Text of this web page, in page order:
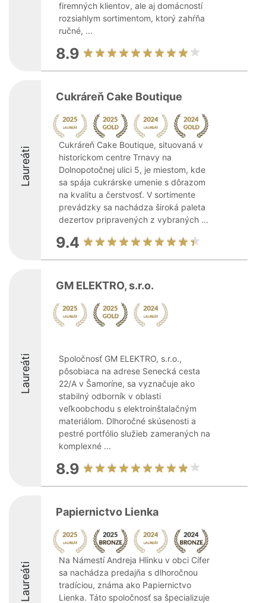
firemných klientov, ale aj domácností
rozsiahlym sortimentom, ktorý zahŕňa
ručné, ...
8.9
Laureáti
Cukráreň Cake Boutique
Cukráreň Cake Boutique, situovaná v
historickom centre Trnavy na
Dolnopotočnej ulici 5, je miestom, kde
sa spája cukrárske umenie s dôrazom
na kvalitu a čerstvosť. V sortimente
prevádzky sa nachádza široká paleta
dezertov pripravených z vybraných ...
9.4
Laureáti
GM ELEKTRO, s.r.o.
Spoločnosť GM ELEKTRO, s.r.o.,
pôsobiaca na adrese Senecká cesta
22/A v Šamoríne, sa vyznačuje ako
stabilný odborník v oblasti
veľkoobchodu s elektroinštalačným
materiálom. Dlhoročné skúsenosti a
pestré portfólio služieb zameraných na
komplexné ...
8.9
Laureáti
Papiernictvo Lienka
Na Námestí Andreja Hlinku v obci Cífer
sa nachádza predajňa s dlhoročnou
tradíciou, známa ako Papiernictvo
Lienka. Táto spoločnosť sa špecializuje